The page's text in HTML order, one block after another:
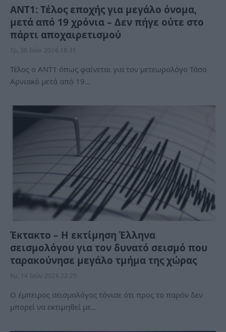
ΑΝΤ1: Τέλος εποχής για μεγάλο όνομα,
μετά από 19 χρόνια – Δεν πήγε ούτε στο
πάρτι αποχαιρετισμού
Τρ, 30 Ιούν 2026 18:31
Τέλος ο ΑΝΤ1 όπως φαίνεται για τον μετεωρολόγο Τάσο
Αρνιακό μετά από 19…
Έκτακτο – Η εκτίμηση Έλληνα
σεισμολόγου για τον δυνατό σεισμό που
ταρακούνησε μεγάλο τμήμα της χώρας
Κυ, 14 Ιούν 2026 22:25
Ο έμπειρος σεισμολόγος τόνισε ότι προς το παρόν δεν
μπορεί να εκτιμηθεί με…